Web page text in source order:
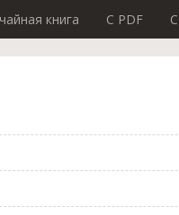
книга C PDF